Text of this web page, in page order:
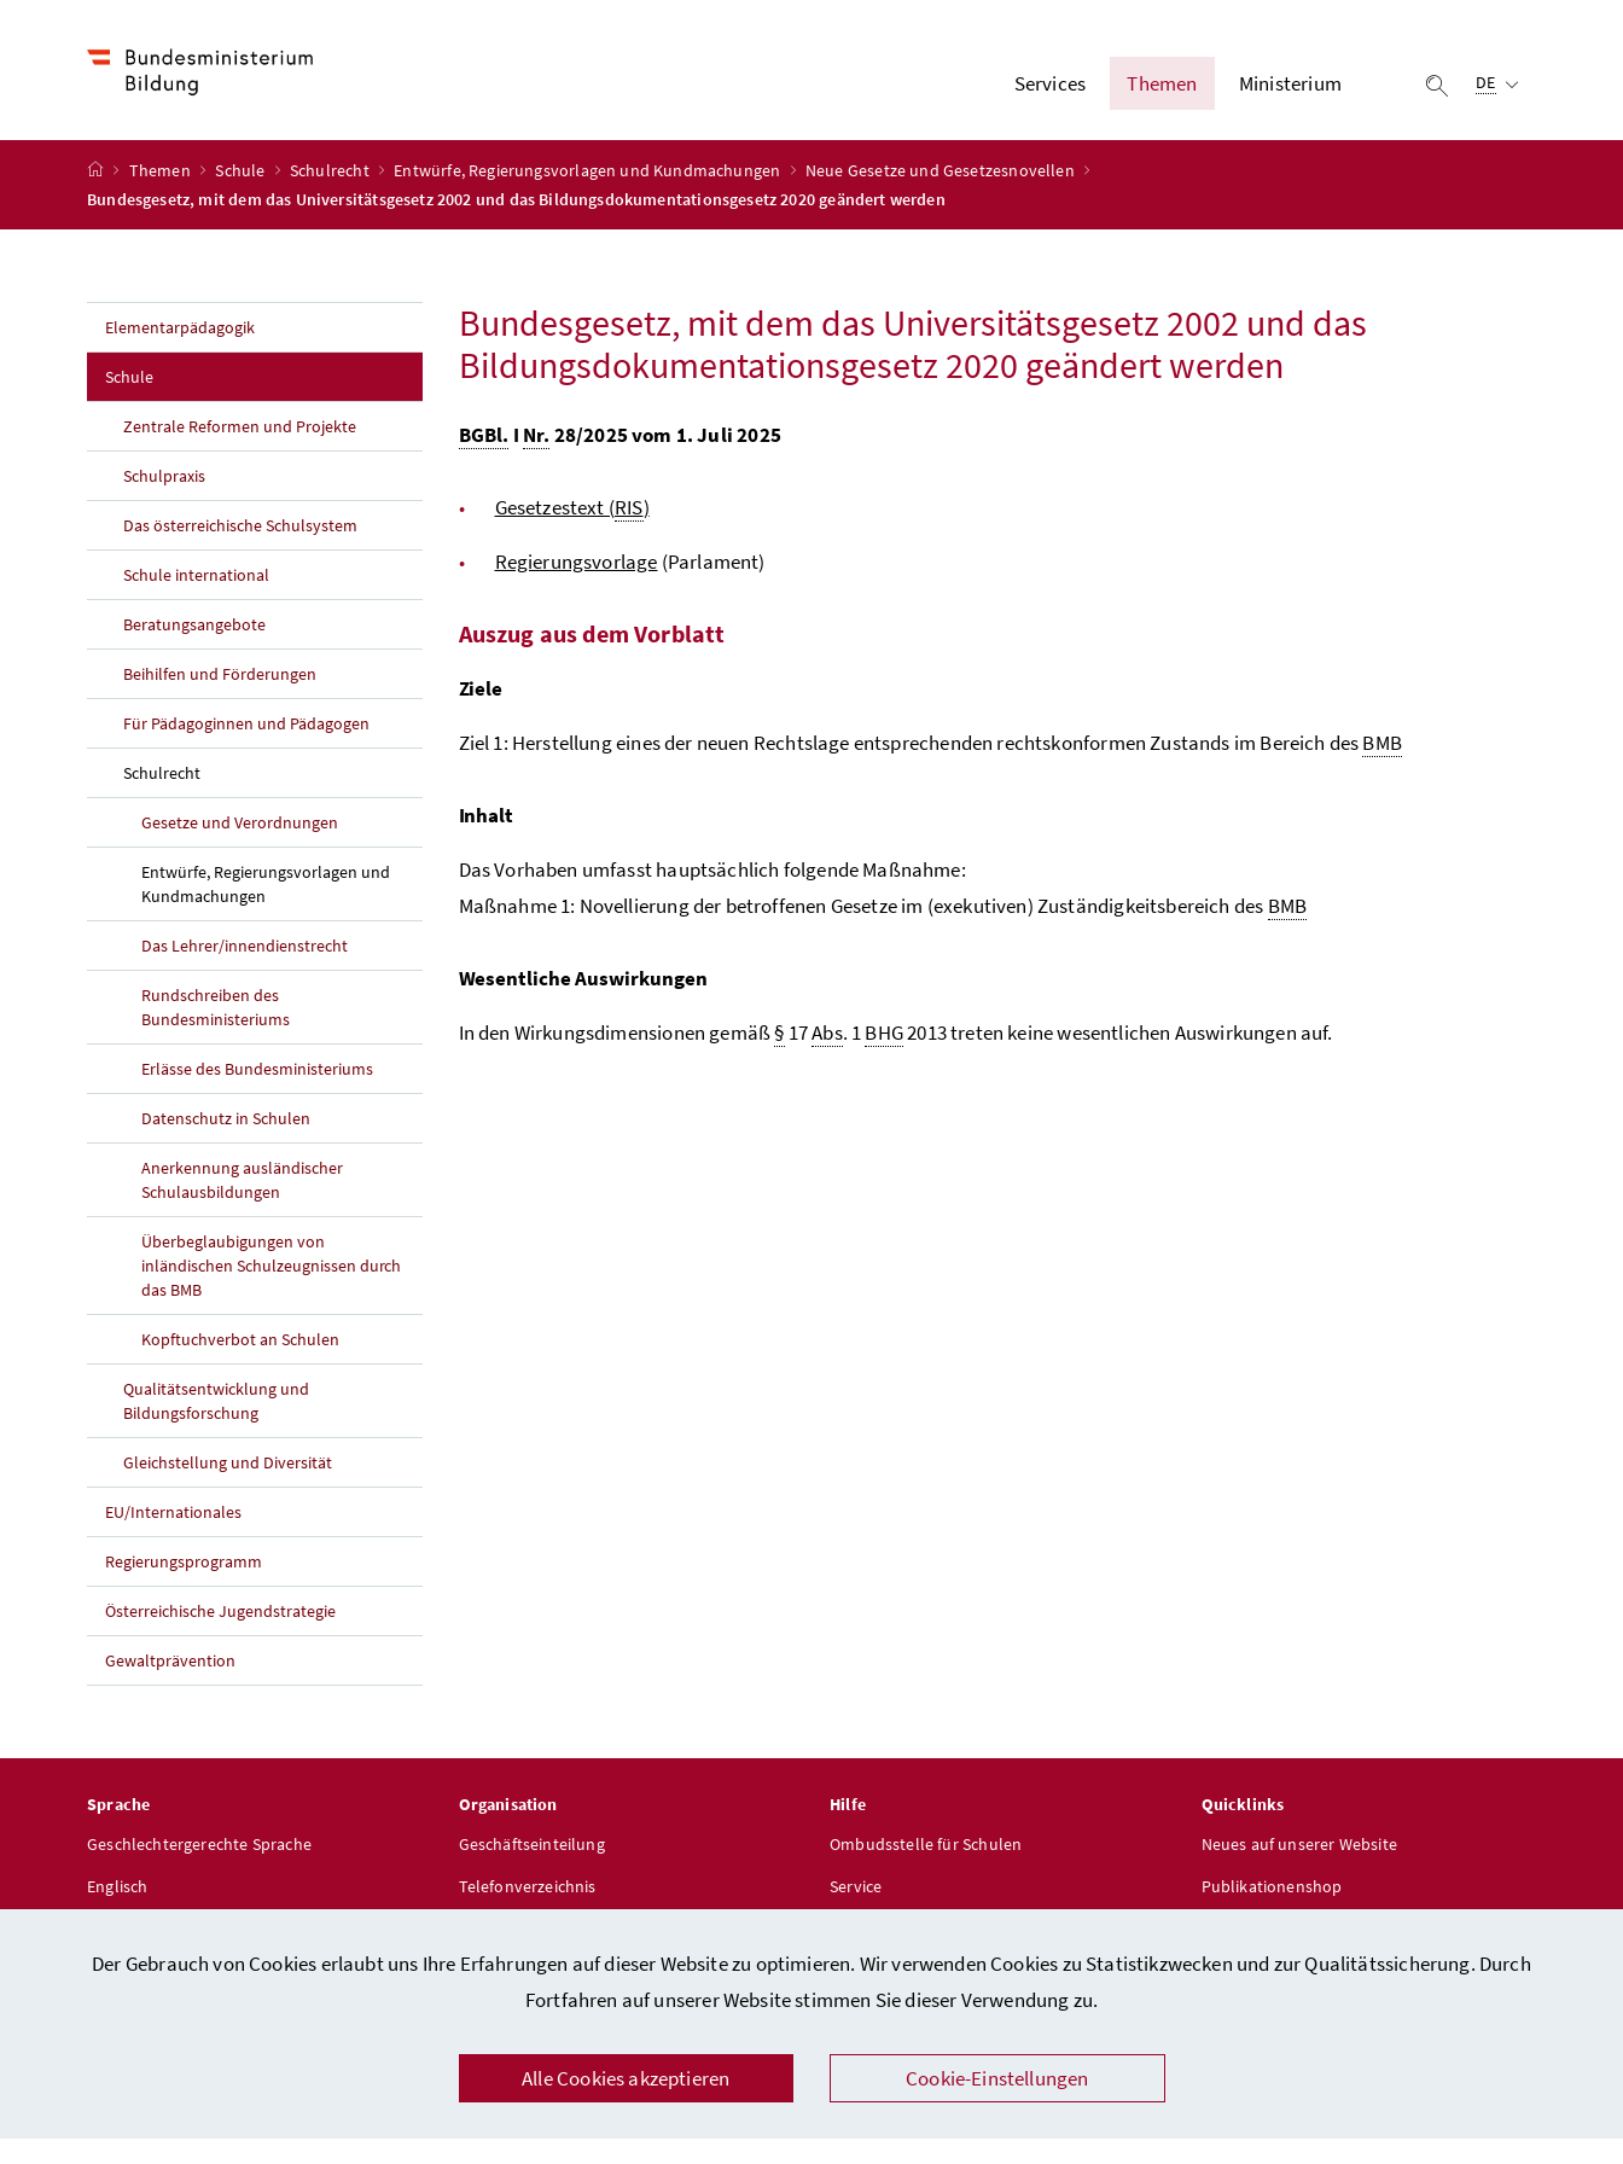
Der Gebrauch von Cookies erlaubt uns Ihre Erfahrungen auf dieser Website zu optimieren. Wir verwenden Cookies zu Statistikzwecken und zur Qualitätssicherung. Durch
Fortfahren auf unserer Website stimmen Sie dieser Verwendung zu.
Alle Cookies akzeptieren Cookie-Einstellungen
Services Themen Ministerium Suche einblenden
DE
Startseite
Themen Schule Schulrecht Entwürfe, Regierungsvorlagen und Kundmachungen
Neue Gesetze und Gesetzesnovellen
Bundesgesetz, mit dem das Universitätsgesetz 2002 und das Bildungsdokumentationsgesetz 2020 geändert werden
Elementarpädagogik
Schule
Zentrale Reformen und Projekte
Schulpraxis
Das österreichische Schulsystem
Schule international
Beratungsangebote
Beihilfen und Förderungen
Für Pädagoginnen und Pädagogen
Schulrecht
Gesetze und Verordnungen
Entwürfe, Regierungsvorlagen und
Kundmachungen
Das Lehrer/innendienstrecht
Rundschreiben des
Bundesministeriums
Erlässe des Bundesministeriums
Datenschutz in Schulen
Anerkennung ausländischer
Schulausbildungen
Überbeglaubigungen von
inländischen Schulzeugnissen durch
das BMB
Kopftuchverbot an Schulen
Qualitätsentwicklung und
Bildungsforschung
Gleichstellung und Diversität
EU/Internationales
Regierungsprogramm
Österreichische Jugendstrategie
Gewaltprävention
Bundesgesetz, mit dem das Universitätsgesetz 2002 und das
Bildungsdokumentationsgesetz 2020 geändert werden
BGBl. I Nr. 28/2025 vom 1. Juli 2025
Gesetzestext (RIS)
Regierungsvorlage (Parlament)
Auszug aus dem Vorblatt
Ziele
Ziel 1: Herstellung eines der neuen Rechtslage entsprechenden rechtskonformen Zustands im Bereich desBMB
Inhalt
Das Vorhaben umfasst hauptsächlich folgende Maßnahme:
Maßnahme 1: Novellierung der betroffenen Gesetze im (exekutiven) Zuständigkeitsbereich des BMB
Wesentliche Auswirkungen
In den Wirkungsdimensionen gemäß§ 17Abs. 1BHG2013 treten keine wesentlichen Auswirkungen auf.
Sprache
Geschlechtergerechte Sprache
Englisch
Organisation
Geschäftseinteilung
Telefonverzeichnis
Hilfe
Ombudsstelle für Schulen
Service
Quicklinks
Neues auf unserer Website
Publikationenshop
Kontakt / Impressum / Barrierefreiheitserklärung / Datenschutz / Sicherheit